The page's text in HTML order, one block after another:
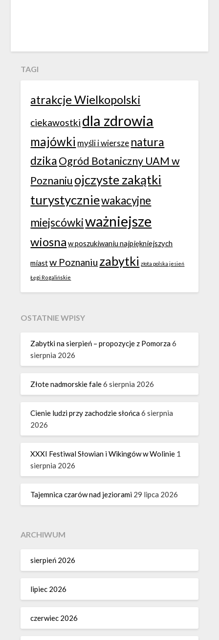
TAGI
atrakcje Wielkopolski
ciekawostki dla zdrowia
majówki myśli i wiersze natura
dzikaOgród Botaniczny UAM w
Poznaniu ojczyste zakątki
turystyczniewakacyjne
miejscówkiważniejsze
wiosna w poszukiwaniu najpiękniejszych
miastw Poznaniu zabytki złota polska jesień
Łęgi Rogalińskie
OSTATNIE WPISY
Zabytki na sierpień – propozycje z Pomorza6
sierpnia 2026
Złote nadmorskie fale6 sierpnia 2026
Cienie ludzi przy zachodzie słońca6 sierpnia
2026
XXXI Festiwal Słowian i Wikingów w Wolinie 1
sierpnia 2026
Tajemnica czarów nad jeziorami 29 lipca 2026
ARCHIWUM
sierpień 2026
lipiec 2026
czerwiec 2026